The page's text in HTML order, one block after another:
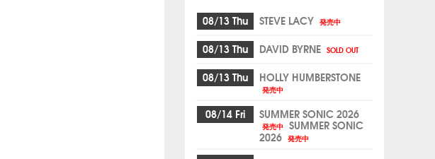
08/13 Thu STEVE LACY 発売中
08/13 Thu DAVID BYRNE SOLD OUT
08/13 Thu HOLLY HUMBERSTONE
発売中
08/14 Fri SUMMER SONIC 2026
発売中 SUMMER SONIC
2026 発売中